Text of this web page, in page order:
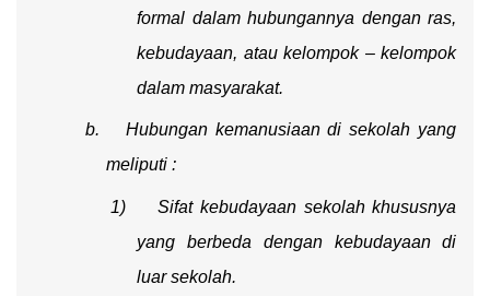
formal dalam hubungannya dengan ras,
kebudayaan, atau kelompok – kelompok
dalam masyarakat.
b.
Hubungan kemanusiaan di sekolah yang
meliputi :
1)
Sifat kebudayaan sekolah khususnya
yang berbeda dengan kebudayaan di
luar sekolah.